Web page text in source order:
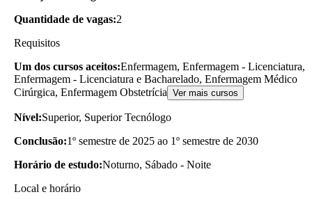
Quantidade de vagas:2
Requisitos
Um dos cursos aceitos:Enfermagem, Enfermagem - Licenciatura,
Enfermagem - Licenciatura e Bacharelado, Enfermagem Médico
Cirúrgica, Enfermagem Obstetrícia Ver mais cursos
Nível:Superior, Superior Tecnólogo
Conclusão:1º semestre de 2025 ao 1º semestre de 2030
Horário de estudo:Noturno, Sábado - Noite
Local e horário